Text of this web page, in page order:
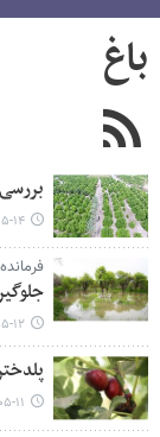
باغ
۱۴۰۵-
۱۴۰۵-
۱۴۰۵-